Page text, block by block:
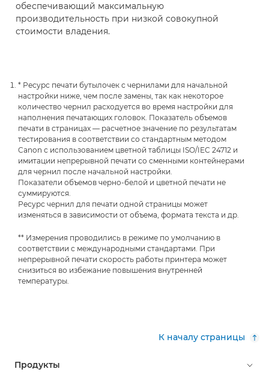
обеспечивающий максимальную
производительность при низкой совокупной
стоимости владения.
* Ресурс печати бутылочек с чернилами для начальной
настройки ниже, чем после замены, так как некоторое
количество чернил расходуется во время настройки для
наполнения печатающих головок. Показатель объемов
печати в страницах — расчетное значение по результатам
тестирования в соответствии со стандартным методом
Canon с использованием цветной таблицы ISO/IEC 24712 и
имитации непрерывной печати со сменными контейнерами
для чернил после начальной настройки.
Показатели объемов черно-белой и цветной печати не
суммируются.
Ресурс чернил для печати одной страницы может
изменяться в зависимости от объема, формата текста и др.
** Измерения проводились в режиме по умолчанию в
соответствии с международными стандартами. При
непрерывной печати скорость работы принтера может
снизиться во избежание повышения внутренней
температуры.
К началу страницы
Продукты